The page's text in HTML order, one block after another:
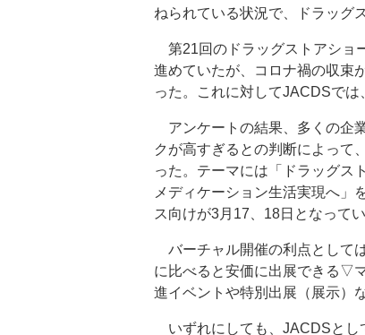
ねられている状況で、ドラッグ
第21回のドラッグストアショ
進めていたが、コロナ禍の収束
った。これに対してJACDSでは
アンケートの結果、多くの企
クが高すぎるとの判断によって
った。テーマには「ドラッグ
メディケーション生活実現へ」
ス向けが3月17、18日となってい
バーチャル開催の利点として
に比べると安価に出展できる▽
進イベントや特別出展（展示）
いずれにしても、JACDSとし